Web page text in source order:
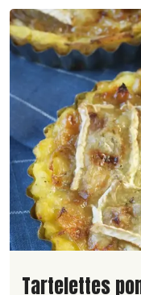
Lire la suite
Tartelettes